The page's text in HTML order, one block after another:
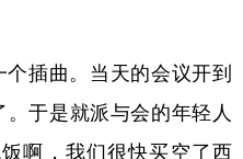
插曲。当天的会议开到
于是就派与会的年轻人
啊，我们很快买空了西